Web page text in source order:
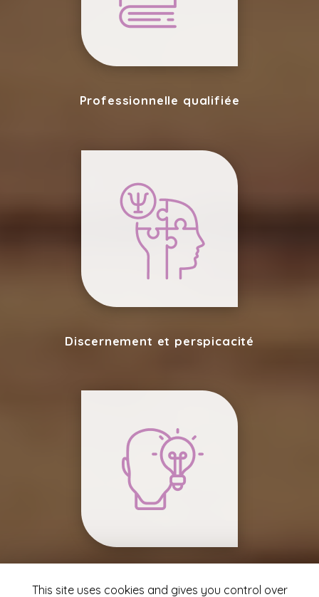
Professionnelle qualifiée
Discernement et perspicacité
Ouverture d’esprit
This site uses cookies and gives you control over